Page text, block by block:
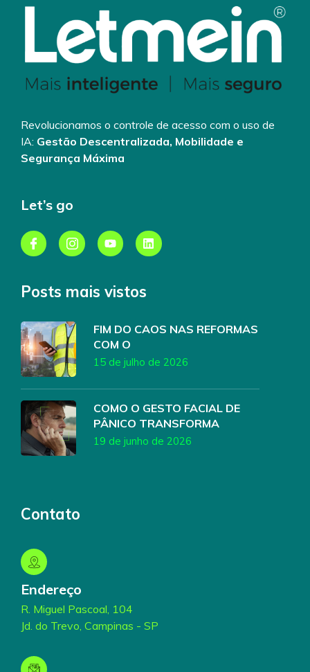
Revolucionamos o controle de acesso com o uso de
IA: Gestão Descentralizada, Mobilidade e
Segurança Máxima
Let’s go
Posts mais vistos
FIM DO CAOS NAS REFORMAS
COM O
15 de julho de 2026
COMO O GESTO FACIAL DE
PÂNICO TRANSFORMA
19 de junho de 2026
Contato
Endereço
R. Miguel Pascoal, 104
Jd. do Trevo, Campinas - SP